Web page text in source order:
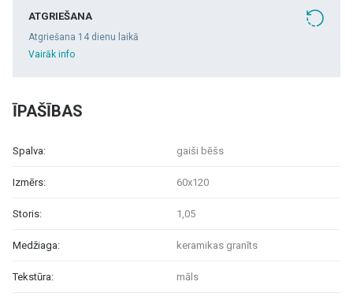
ATGRIEŠANA
Atgriešana 14 dienu laikā
Vairāk info
ĪPAŠĪBAS
Spalva: gaiši bēšs
Izmērs: 60x120
Storis: 1,05
Medžiaga: keramikas granīts
Tekstūra: māls